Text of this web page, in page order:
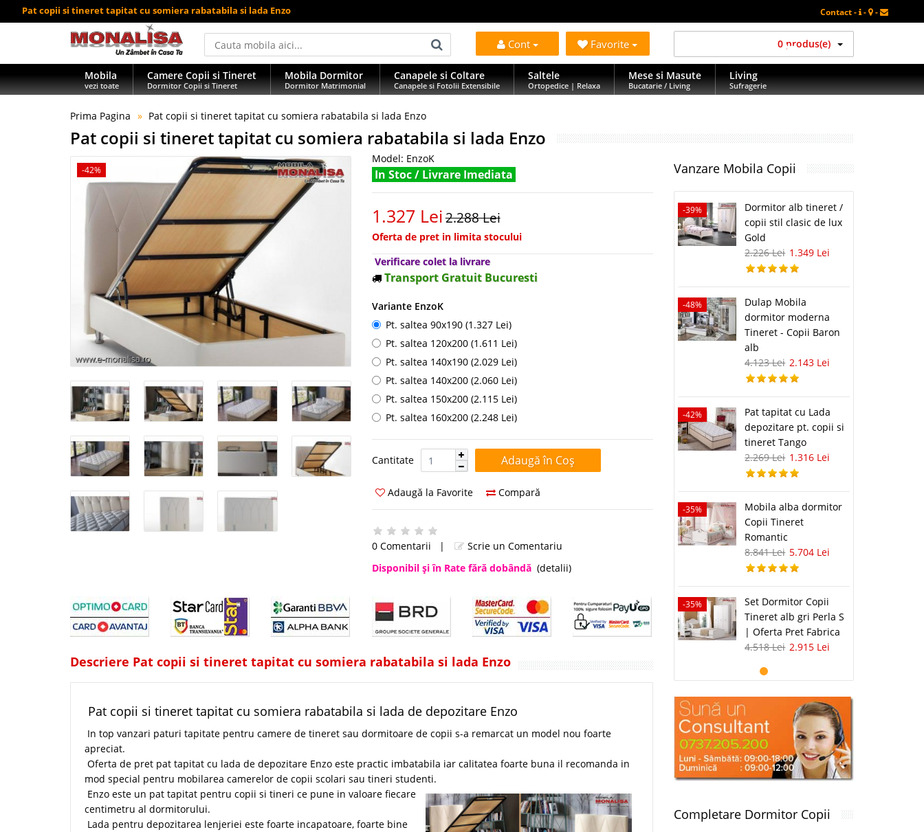
Pat copii si tineret tapitat cu somiera rabatabila si lada Enzo Contact - - -
Cont Favorite 0 produs(e)
Mobila
vezi toate
Camere Copii si Tineret
Dormitor Copii si Tineret
Mobila Dormitor
Dormitor Matrimonial
Canapele si Coltare
Canapele si Fotolii Extensibile
Saltele
Ortopedice | Relaxa
Mese si Masute
Bucatarie / Living
Living
Sufragerie
Prima Pagina Pat copii si tineret tapitat cu somiera rabatabila si lada Enzo
Pat copii si tineret tapitat cu somiera rabatabila si lada Enzo
-42%
Model: EnzoK
In Stoc / Livrare Imediata
1.327 Lei2.288 Lei
Oferta de pret in limita stocului
Verificare colet la livrare
Transport Gratuit Bucuresti
Variante EnzoK
Pt. saltea 90x190 (1.327 Lei)
Pt. saltea 120x200 (1.611 Lei)
Pt. saltea 140x190 (2.029 Lei)
Pt. saltea 140x200 (2.060 Lei)
Pt. saltea 150x200 (2.115 Lei)
Pt. saltea 160x200 (2.248 Lei)
Cantitate Cantitate:
Adaugă la Favorite Compară
0 Comentarii |
Scrie un Comentariu
Disponibil şi în Rate fără dobândă (detalii)
Descriere Pat copii si tineret tapitat cu somiera rabatabila si lada Enzo
Pat copii si tineret tapitat cu somiera rabatabila si lada de depozitare Enzo
In top vanzari paturi tapitate pentru camere de tineret sau dormitoare de copii s-a remarcat un model nou foarte
apreciat.
Oferta de pret pat tapitat cu lada de depozitare Enzo este practic imbatabila iar calitatea foarte buna il recomanda in
mod special pentru mobilarea camerelor de copii scolari sau tineri studenti.
Enzo este un pat tapitat pentru copii si tineri ce pune in valoare fiecare
centimetru al dormitorului.
Lada pentru depozitarea lenjeriei este foarte incapatoare, foarte bine
Vanzare Mobila Copii
-39%
Dormitor alb tineret /
copii stil clasic de lux
Gold
2.226 Lei 1.349 Lei
-48%
Dulap Mobila
dormitor moderna
Tineret - Copii Baron
alb
4.123 Lei 2.143 Lei
-42%
Pat tapitat cu Lada
depozitare pt. copii si
tineret Tango
2.269 Lei 1.316 Lei
-35%
Mobila alba dormitor
Copii Tineret
Romantic
8.841 Lei 5.704 Lei
-35%
Set Dormitor Copii
Tineret alb gri Perla S
| Oferta Pret Fabrica
4.518 Lei 2.915 Lei
Completare Dormitor Copii